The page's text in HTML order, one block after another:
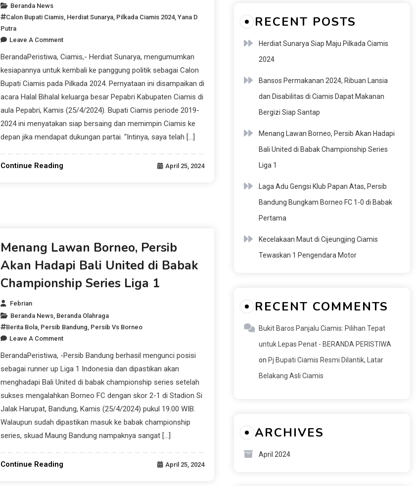
Beranda News
Calon Bupati Ciamis, Herdiat Sunarya, Pilkada Ciamis 2024, Yana D
Putra
Leave A Comment
BerandaPeristiwa, Ciamis,- Herdiat Sunarya, mengumumkan
kesiapannya untuk kembali ke panggung politik sebagai Calon
Bupati Ciamis pada Pilkada 2024. Pernyataan ini disampaikan di
acara Halal Bihalal keluarga besar Pepabri Kabupaten Ciamis di
aula Pepabri, Kamis (25/4/2024). Bupati Ciamis periode 2019-
2024 ini menyatakan siap bersaing dan memimpin Ciamis ke
depan jika mendapat dukungan partai. “Intinya, saya telah […]
Continue Reading April 25, 2024
Menang Lawan Borneo, Persib
Akan Hadapi Bali United di Babak
Championship Series Liga 1
Febrian
Beranda News, Beranda Olahraga
Berita Bola, Persib Bandung Persib Vs Borneo
Leave A Comment
BerandaPeristiwa, -Persib Bandung berhasil mengunci posisi
sebagai runner up Liga 1 Indonesia dan dipastikan akan
menghadapi Bali United di babak championship series setelah
sukses mengalahkan Borneo FC dengan skor 2-1 di Stadion Si
Jalak Harupat, Bandung, Kamis (25/4/2024) pukul 19.00 WIB.
Walaupun sudah dipastikan masuk ke babak championship
series, skuad Maung Bandung nampaknya sangat […]
Continue Reading April 25, 2024
RECENT POSTS
Herdiat Sunarya Siap Maju Pilkada Ciamis
2024
Bansos Permakanan 2024, Ribuan Lansia
dan Disabilitas di Ciamis Dapat Makanan
Bergizi Siap Santap
Menang Lawan Borneo, Persib Akan Hadapi
Bali United di Babak Championship Series
Liga 1
Laga Adu Gengsi Klub Papan Atas, Persib
Bandung Bungkam Borneo FC 1-0 di Babak
Pertama
Kecelakaan Maut di Cijeungjing Ciamis
Tewaskan 1 Pengendara Motor
RECENT COMMENTS
Bukit Baros Panjalu Ciamis: Pilihan Tepat
untuk Lepas Penat - BERANDA PERISTIWA
on Pj Bupati Ciamis Resmi Dilantik, Latar
Belakang Asli Ciamis
ARCHIVES
April 2024